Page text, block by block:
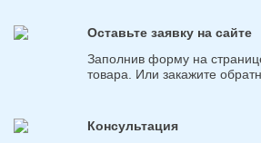
Оставьте заявку на сайте
Заполнив форму на
товара. Или закажите
Консультация